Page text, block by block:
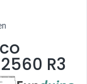
R3